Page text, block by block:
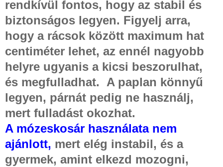
rendkívül fontos, hogy az stabil és
biztonságos legyen. Figyelj arra,
hogy a rácsok között maximum hat
centiméter lehet, az ennél nagyobb
helyre ugyanis a kicsi beszorulhat,
és megfulladhat. A paplan könnyű
legyen, párnát pedig ne használj,
mert fulladást okozhat.
A mózeskosár használata nem
ajánlott, mert elég instabil, és a
gyermek, amint elkezd mozogni,